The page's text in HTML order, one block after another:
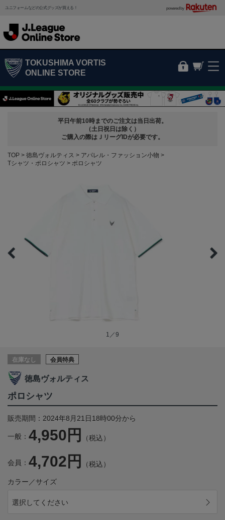
ユニフォームなどの公式グッズが買える！ powered by
TOKUSHIMA VORTIS
ONLINE STORE
平日午前10時までのご注文は当日出荷。
（土日祝日は除く）
ご購入の際はＪリーグIDが必要です。
TOP 徳島ヴォルティス
アパレル・ファッション小物
Tシャツ・ポロシャツ
ポロシャツ
1／9
在庫なし 会員特典
徳島ヴォルティス
ポロシャツ
販売期間：2024年8月21日18時00分から
一般： 4,950円 （税込）
会員： 4,702円 （税込）
カラー／サイズ
選択してください